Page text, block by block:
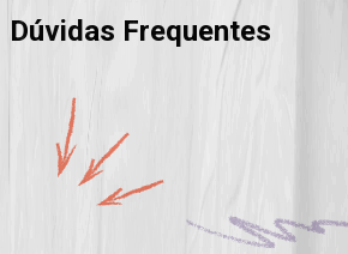
Dúvidas Frequentes